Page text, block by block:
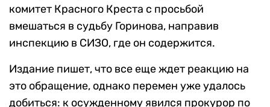
комитет Красного Креста с просьбой
вмешаться в судьбу Горинова, направив
инспекцию в СИЗО, где он содержится.
Издание пишет, что все еще ждет реакцию на
это обращение, однако перемен уже удалось
добиться: к осужденному явился прокурор по